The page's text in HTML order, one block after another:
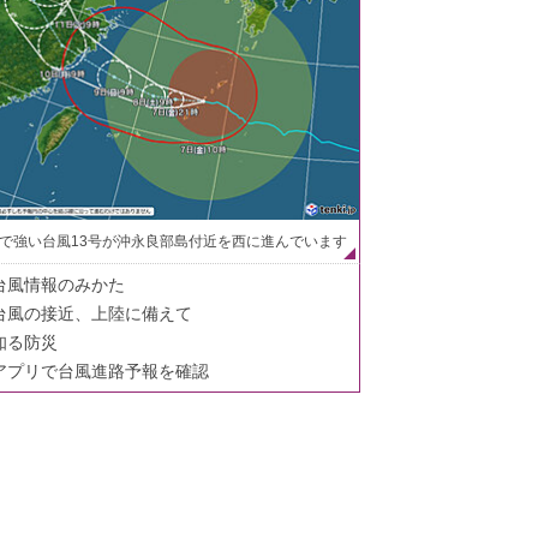
強い台風13号が沖永良部島付近を西に進んでいます
風情報のみかた
風の接近、上陸に備えて
る防災
プリで台風進路予報を確認